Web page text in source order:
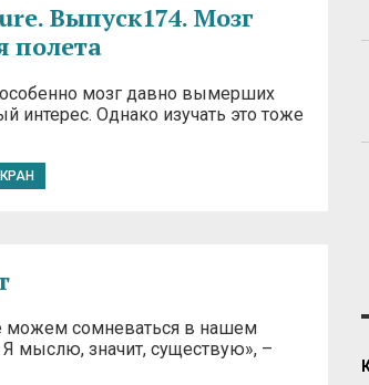
Выпуск174. Мозг
полета
особенно мозг давно вымерших
интерес. Однако изучать это тоже
можем сомневаться в нашем
мыслю, значит, существую», –